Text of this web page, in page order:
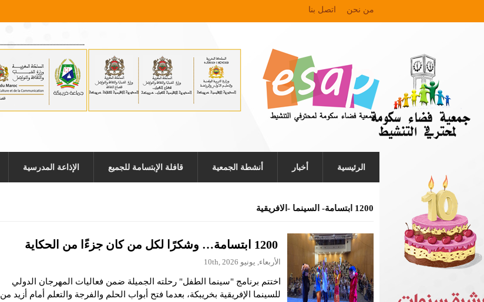
من نحن اتصل بنا
الرئيسية أخبار أنشطة الجمعية قافلة الإبتسامة للجميع الإذاعة المدرسية
1200 ابتسامة- السينما -الافريقية
الأربعاء, يونيو 10th, 2026
اختتم برنامج "سينما الطفل" رحلته الجميلة ضمن فعاليات المهرجان الدولي
للسينما الإفريقية بخريبكة، بعدما فتح أبواب الحلم والفرجة والتعلم أمام أزيد من